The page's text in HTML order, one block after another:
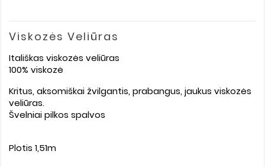
Viskozės Veliūras
Itališkas viskozės veliūras
100% viskozė
Kritus, aksomiškai žvilgantis, prabangus, jaukus viskozės
veliūras.
Švelniai pilkos spalvos
Plotis 1,51m